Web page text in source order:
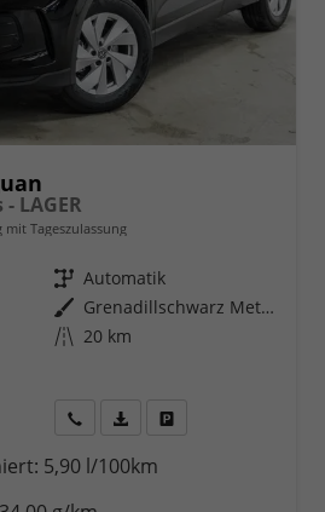
- LAGER
mit Tageszulassung
Getriebe Automatik
Außenfarbe
Grenadillschwarz Metallic (0E)
Kilometerstand 20 km
anfordern
Datei,
5,90 l/100km